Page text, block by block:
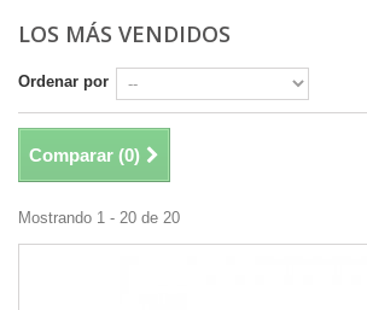
LOS MÁS VENDIDOS
Ordenar por
Comparar (0)
Mostrando 1 - 20 de 20